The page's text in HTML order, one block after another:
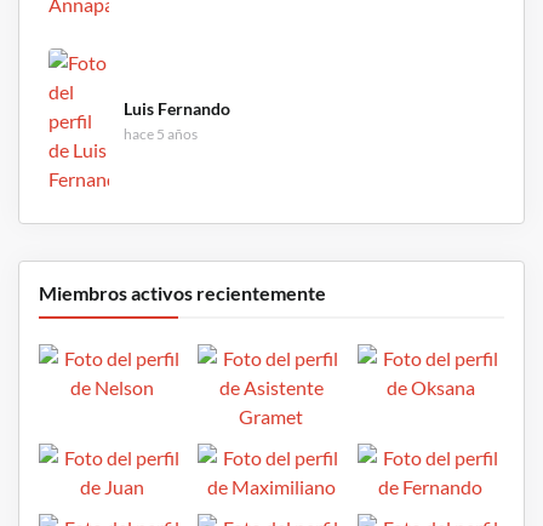
Luis Fernando
hace 5 años
Miembros activos recientemente